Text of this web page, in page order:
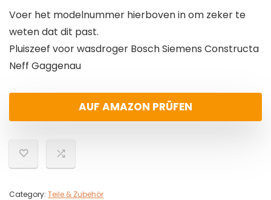
Voer het modelnummer hierboven in om zeker te
weten dat dit past.
Pluiszeef voor wasdroger Bosch Siemens Constructa
Neff Gaggenau
AUF AMAZON PRÜFEN
Category: Teile & Zubehör